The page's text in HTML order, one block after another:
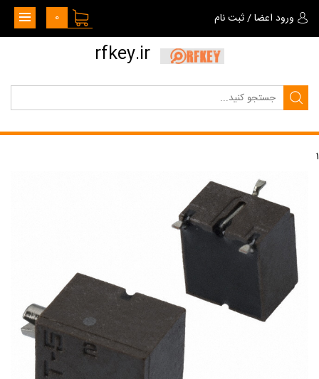
ورود اعضا/ثبت نام 0
rfkey.ir
1